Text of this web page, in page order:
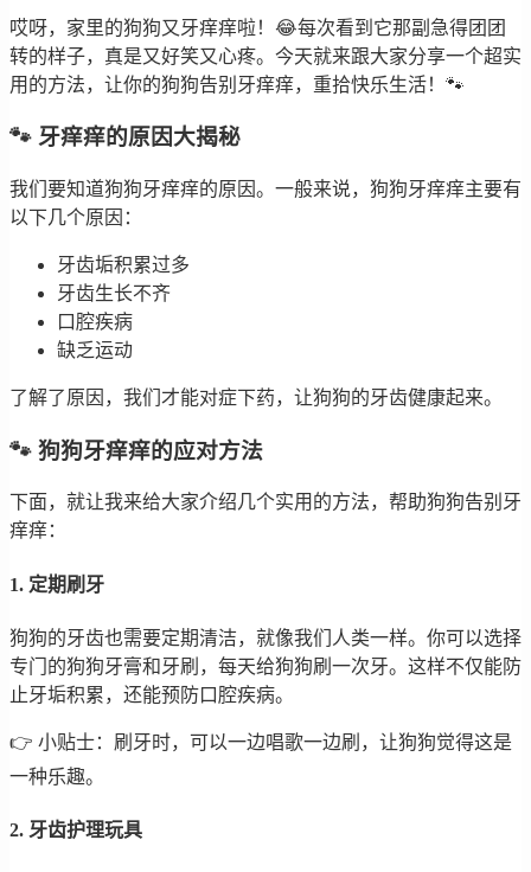
哎呀，家里的狗狗又牙痒痒啦！😂每次看到它那副急得团团
转的样子，真是又好笑又心疼。今天就来跟大家分享一个超实
用的方法，让你的狗狗告别牙痒痒，重拾快乐生活！🐾
🐾 牙痒痒的原因大揭秘
我们要知道狗狗牙痒痒的原因。一般来说，狗狗牙痒痒主要有
以下几个原因：
牙齿垢积累过多
牙齿生长不齐
口腔疾病
缺乏运动
了解了原因，我们才能对症下药，让狗狗的牙齿健康起来。
🐾 狗狗牙痒痒的应对方法
下面，就让我来给大家介绍几个实用的方法，帮助狗狗告别牙
痒痒：
1. 定期刷牙
狗狗的牙齿也需要定期清洁，就像我们人类一样。你可以选择
专门的狗狗牙膏和牙刷，每天给狗狗刷一次牙。这样不仅能防
止牙垢积累，还能预防口腔疾病。
👉 小贴士：刷牙时，可以一边唱歌一边刷，让狗狗觉得这是
一种乐趣。
2. 牙齿护理玩具